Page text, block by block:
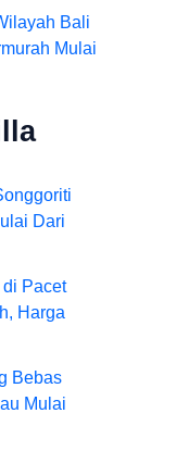
Bali
Mulai
Dari
Pacet
Harga
Bebas
Mulai